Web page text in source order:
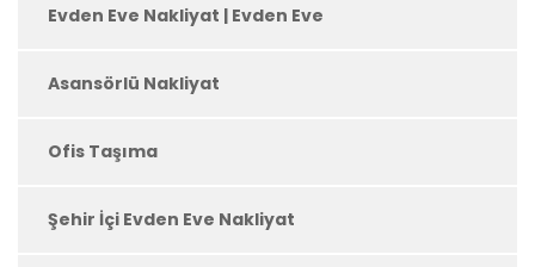
Evden Eve Nakliyat | Evden Eve
Asansörlü Nakliyat
Ofis Taşıma
Şehir İçi Evden Eve Nakliyat